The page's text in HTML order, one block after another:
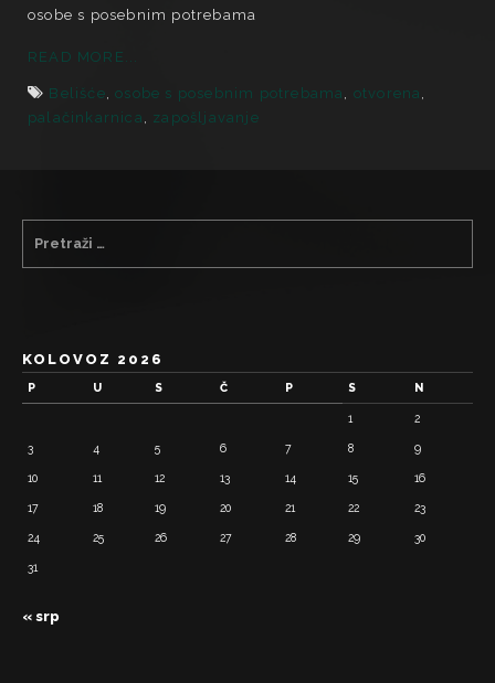
osobe s posebnim potrebama
READ MORE...
Belišće ,osobe s posebnim potrebama otvorena
palačinkarnica
zapošljavanje
KOLOVOZ 2026
P U S Č P S N
1 2
3 4 5 6 7 8 9
10 11 12 13 14 15 16
17 18 19 20 21 22 23
24 25 26 27 28 29 30
31
« srp